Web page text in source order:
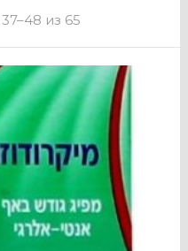
из 65